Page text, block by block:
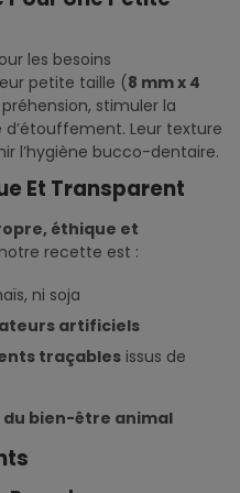
les besoins
petite taille (8 mm x 4
stimuler la
Leur texture
l’hygiène bucco-dentaire.
Et Transparent
éthique et
recette est :
ni soja
artificiels
traçables issus de
du bien-être animal